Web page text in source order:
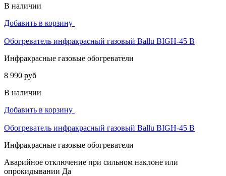
В наличии
Добавить в корзину
Обогреватель инфракрасный газовый Ballu BIGH-45 B
Инфракрасные газовые обогреватели
8 990 руб
В наличии
Добавить в корзину
Обогреватель инфракрасный газовый Ballu BIGH-45 B
Инфракрасные газовые обогреватели
Аварийное отключение при сильном наклоне или
опрокидывании Да